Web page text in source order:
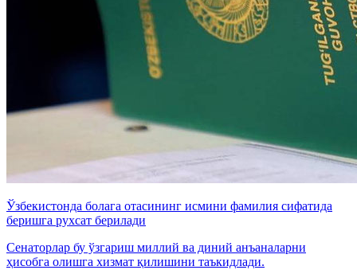
Ўзбекистонда болага отасининг исмини фамилия сифатида
беришга рухсат берилади
Сенаторлар бу ўзгариш миллий ва диний анъаналарни
ҳисобга олишга хизмат қилишини таъкидлади.